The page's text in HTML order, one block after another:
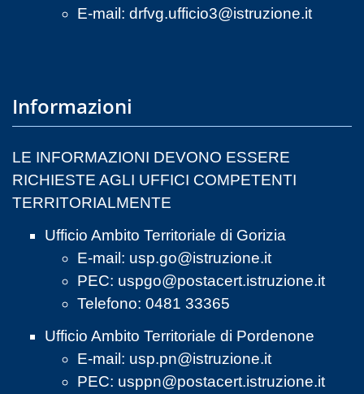
E-mail: drfvg.ufficio3@istruzione.it
Informazioni
LE INFORMAZIONI DEVONO ESSERE
RICHIESTE AGLI UFFICI COMPETENTI
TERRITORIALMENTE
Ufficio Ambito Territoriale di Gorizia
E-mail: usp.go@istruzione.it
PEC: uspgo@postacert.istruzione.it
Telefono: 0481 33365
Ufficio Ambito Territoriale di Pordenone
E-mail: usp.pn@istruzione.it
PEC: usppn@postacert.istruzione.it